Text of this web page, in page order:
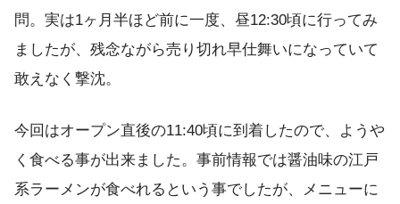
問。実は1ヶ月半ほど前に一度、昼12:30頃に行ってみ
ましたが、残念ながら売り切れ早仕舞いになっていて
敢えなく撃沈。
今回はオープン直後の11:40頃に到着したので、ようや
く食べる事が出来ました。事前情報では醤油味の江戸
系ラーメンが食べれるという事でしたが、メニューに